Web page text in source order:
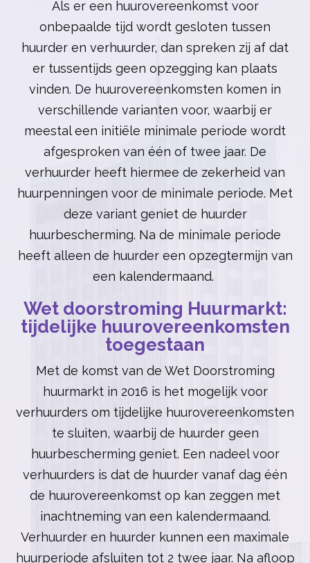
Als er een huurovereenkomst voor
onbepaalde tijd wordt gesloten tussen
huurder en verhuurder, dan spreken zij af dat
er tussentijds geen opzegging kan plaats
vinden. De huurovereenkomsten komen in
verschillende varianten voor, waarbij er
meestal een initiële minimale periode wordt
afgesproken van één of twee jaar. De
verhuurder heeft hiermee de zekerheid van
huurpenningen voor de minimale periode. Met
deze variant geniet de huurder
huurbescherming. Na de minimale periode
heeft alleen de huurder een opzegtermijn van
een kalendermaand.
Wet doorstroming Huurmarkt:
tijdelijke huurovereenkomsten
toegestaan
Met de komst van de Wet Doorstroming
huurmarkt in 2016 is het mogelijk voor
verhuurders om tijdelijke huurovereenkomsten
te sluiten, waarbij de huurder geen
huurbescherming geniet. Een nadeel voor
verhuurders is dat de huurder vanaf dag één
de huurovereenkomst op kan zeggen met
inachtneming van een kalendermaand.
Verhuurder en huurder kunnen een maximale
huurperiode afsluiten tot 2 twee jaar. Na afloop